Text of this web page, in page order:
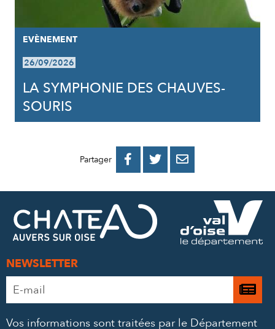
EVÈNEMENT
26/09/2026
LA SYMPHONIE DES CHAUVES-
SOURIS
Partager 
PARTAGER
FACEBOOK
PARTAGER
PARTAGER
MAIL
NEWSLETTER
Adresse
e-
Je
Vos informations sont traitées par le Département